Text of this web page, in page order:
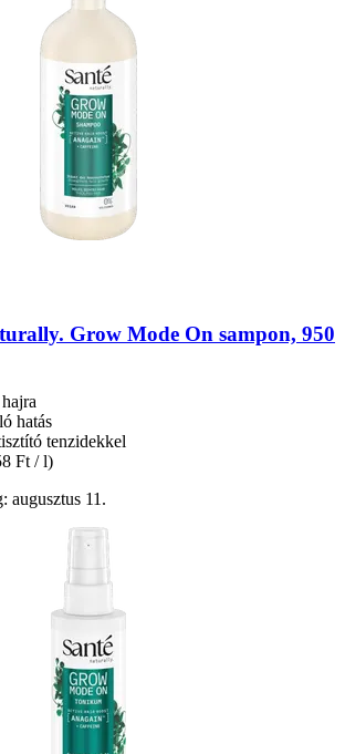
Grow Mode On sampon, 950
hatás
tenzidekkel
Ft / l)
augusztus 11.